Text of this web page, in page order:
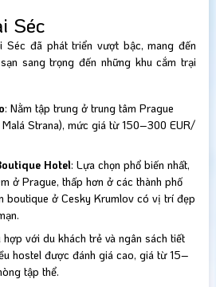
Séc
đã phát triển vượt bậc, mang đến
sang trọng đến những khu cắm trại
: Nằm tập trung ở trung tâm Prague
Strana), mức giá từ 150–300 EUR/
Hotel: Lựa chọn phổ biến nhất,
ở Prague, thấp hơn ở các thành phố
boutique ở Cesky Krumlov có vị trí đẹp
hợp với du khách trẻ và ngân sách tiết
hostel được đánh giá cao, giá từ 15–
tập thể.